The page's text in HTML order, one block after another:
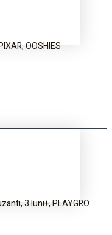
OOSHIES
3 luni+, PLAYGRO